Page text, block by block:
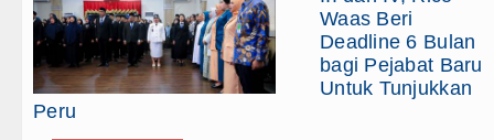
Waas Beri
Deadline 6 Bulan
bagi Pejabat Baru
Untuk Tunjukkan
Peru